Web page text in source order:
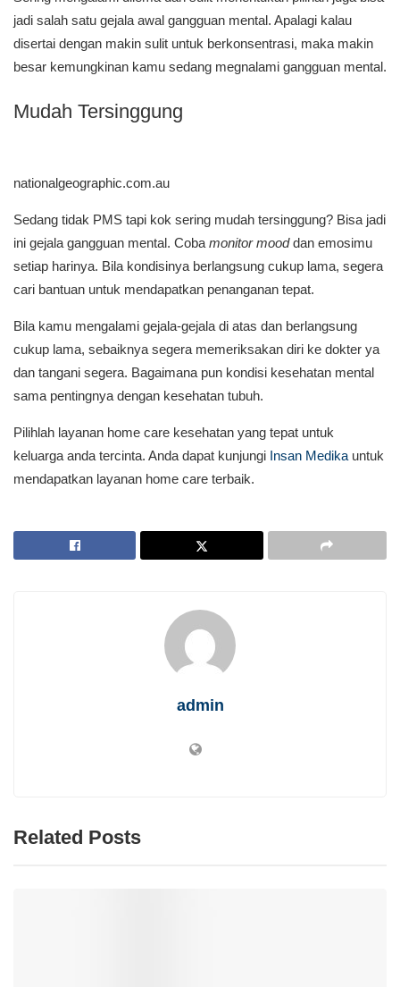
jadi salah satu gejala awal gangguan mental. Apalagi kalau
disertai dengan makin sulit untuk berkonsentrasi, maka makin
besar kemungkinan kamu sedang megnalami gangguan mental.
Mudah Tersinggung
nationalgeographic.com.au
Sedang tidak PMS tapi kok sering mudah tersinggung? Bisa jadi
ini gejala gangguan mental. Coba monitor mooddan emosimu
setiap harinya. Bila kondisinya berlangsung cukup lama, segera
cari bantuan untuk mendapatkan penanganan tepat.
Bila kamu mengalami gejala-gejala di atas dan berlangsung
cukup lama, sebaiknya segera memeriksakan diri ke dokter ya
dan tangani segera. Bagaimana pun kondisi kesehatan mental
sama pentingnya dengan kesehatan tubuh.
Pilihlah layanan home care kesehatan yang tepat untuk
keluarga anda tercinta. Anda dapat kunjungi Insan Medika untuk
mendapatkan layanan home care terbaik.
admin
Related Posts